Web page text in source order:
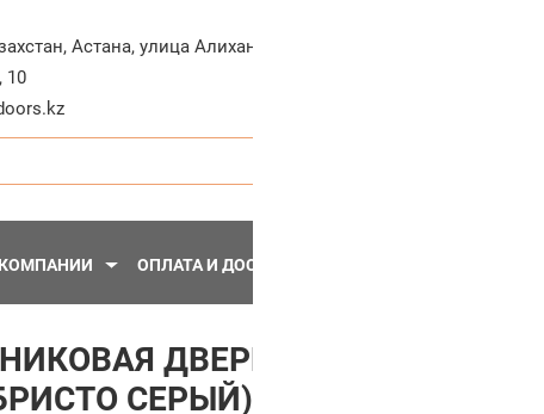
,Астана,улица Алихана
10
ОПЛАТА И ДОСТАВКА
ДВЕРЬ BALANCE 16
СЕРЫЙ)